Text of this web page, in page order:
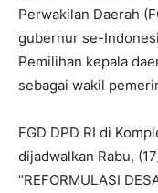
Perwakilan Daerah
gubernur se-
Pemilihan kepala
sebagai wakil
FGD DPD RI di
dijadwalkan Rabu,
“REFORMULASI